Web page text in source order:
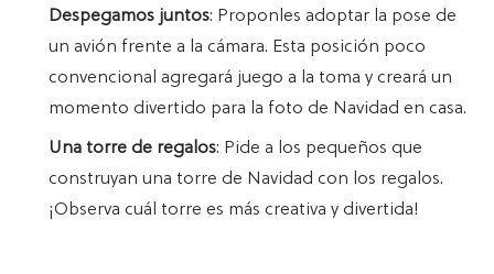
Despegamos juntos: Proponles adoptar la pose de
un avión frente a la cámara. Esta posición poco
convencional agregará juego a la toma y creará un
momento divertido para la foto de Navidad en casa.
Una torre de regalos: Pide a los pequeños que
construyan una torre de Navidad con los regalos.
¡Observa cuál torre es más creativa y divertida!